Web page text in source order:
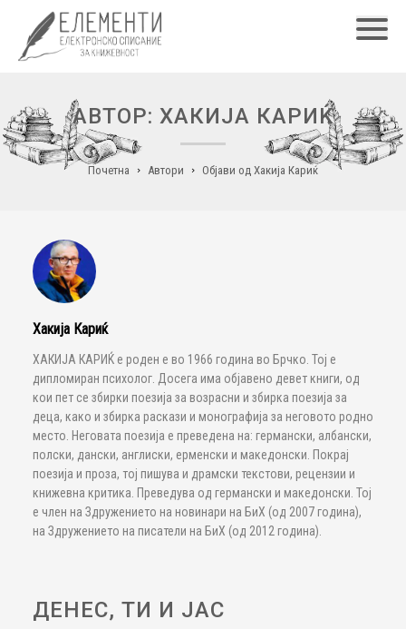
АВТОР: ХАКИЈА КАРИЌ
Почетна Автори Објави од Хакија Кариќ
Хакија Кариќ
ХАКИЈА КАРИЌ е роден е во 1966 година во Брчко. Тој е
дипломиран психолог. Досега има објавено девет книги, од
кои пет се збирки поезија за возрасни и збирка поезија за
деца, како и збирка раскази и монографија за неговото родно
место. Неговата поезија е преведена на: германски, албански,
полски, дански, англиски, ерменски и македонски. Покрај
поезија и проза, тој пишува и драмски текстови, рецензии и
книжевна критика. Преведува од германски и македонски. Тој
е член на Здружението на новинари на БиХ (од 2007 година),
на Здружението на писатели на БиХ (од 2012 година).
ДЕНЕС, ТИ И ЈАС